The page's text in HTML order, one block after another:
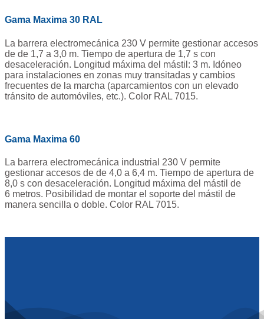
Gama Maxima 30 RAL
La barrera electromecánica 230 V permite gestionar accesos
de de 1,7 a 3,0 m. Tiempo de apertura de 1,7 s con
desaceleración. Longitud máxima del mástil: 3 m. Idóneo
para instalaciones en zonas muy transitadas y cambios
frecuentes de la marcha (aparcamientos con un elevado
tránsito de automóviles, etc.). Color RAL 7015.
Gama Maxima 60
La barrera electromecánica industrial 230 V permite
gestionar accesos de de 4,0 a 6,4 m. Tiempo de apertura de
8,0 s con desaceleración. Longitud máxima del mástil de
6 metros. Posibilidad de montar el soporte del mástil de
manera sencilla o doble. Color RAL 7015.